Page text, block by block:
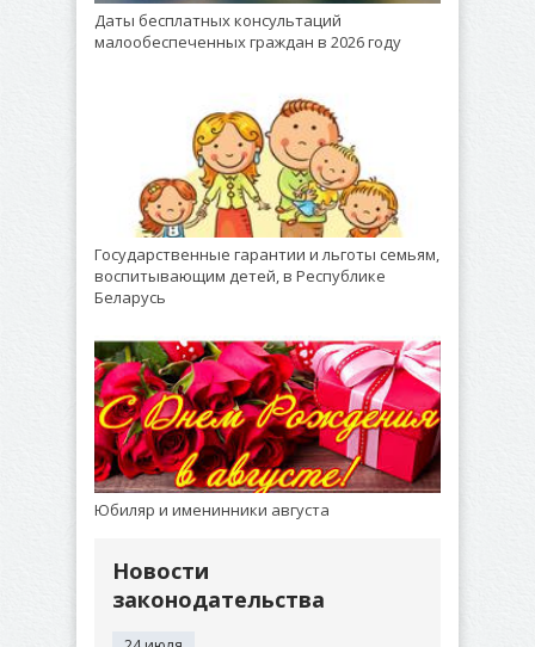
Даты бесплатных консультаций
малообеспеченных граждан в 2026 году
Государственные гарантии и льготы семьям,
воспитывающим детей, в Республике
Беларусь
Юбиляр и именинники августа
Новости
законодательства